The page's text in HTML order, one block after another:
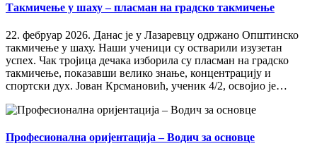
Такмичење у шаху – пласман на градско такмичење
22. фебруар 2026. Данас је у Лазаревцу одржано Општинско
такмичење у шаху. Наши ученици су остварили изузетан
успех. Чак тројица дечака изборила су пласман на градско
такмичење, показавши велико знање, концентрацију и
спортски дух. Јован Крсмановић, ученик 4/2, освојио је…
Професионална оријентација – Водич за основце